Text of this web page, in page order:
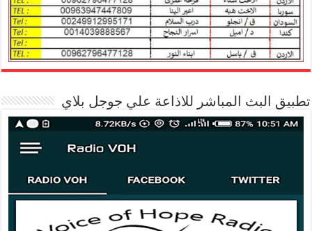
تطبيق البث المباشر للاذاعة علي جوجل بلاي